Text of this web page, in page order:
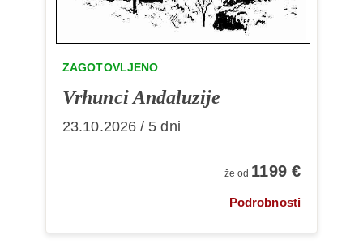
ZAGOTOVLJENO
Vrhunci Andaluzije
23.10.2026 / 5 dni
že od 1199 €
Podrobnosti